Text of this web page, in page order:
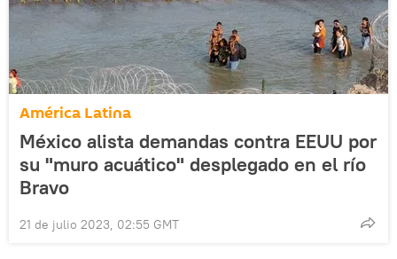
América Latina
México alista demandas contra EEUU por
su "muro acuático" desplegado en el río
Bravo
21 de julio 2023, 02:55 GMT